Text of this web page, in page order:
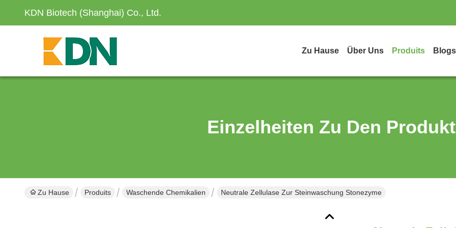
KDN Biotech (Shanghai) Co., Ltd.
Zu Hause Über Uns Produits Blogs
Einzelheiten Zu Den
Zu Hause Produits Waschende Chemikalien Neutrale Zellulase Zur Steinwaschung Stonezyme